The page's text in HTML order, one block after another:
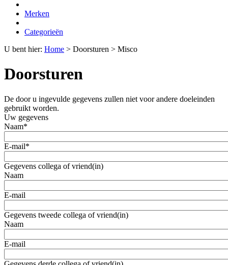
Merken
Categorieën
U bent hier: Home > Doorsturen > Misco
Doorsturen
De door u ingevulde gegevens zullen niet voor andere doeleinden
gebruikt worden.
Uw gegevens
Naam*
E-mail*
Gegevens collega of vriend(in)
Naam
E-mail
Gegevens tweede collega of vriend(in)
Naam
E-mail